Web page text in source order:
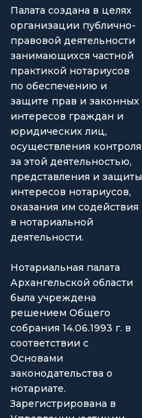
Палата создана в целях
организации публично-
правовой деятельности
занимающихся частной
практикой нотариусов
по обеспечению и
защите прав и законных
интересов граждан и
юридических лиц,
осуществления контроля
за этой деятельностью,
представления и защиты
интересов нотариусов,
оказания им содействия
в нотариальной
деятельности.
Нотариальная палата
Архангельской области
была учреждена
решением Общего
собрания 14.06.1993 г. в
соответствии с
Основами
законодательства о
нотариате.
Зарегистрирована в